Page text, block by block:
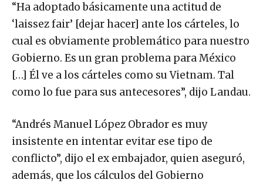
“Ha adoptado básicamente una actitud de
‘laissez fair’ [dejar hacer] ante los cárteles, lo
cual es obviamente problemático para nuestro
Gobierno. Es un gran problema para México
[…] Él ve a los cárteles como su Vietnam. Tal
como lo fue para sus antecesores”, dijo Landau.
“Andrés Manuel López Obrador es muy
insistente en intentar evitar ese tipo de
conflicto”, dijo el ex embajador, quien aseguró,
además, que los cálculos del Gobierno